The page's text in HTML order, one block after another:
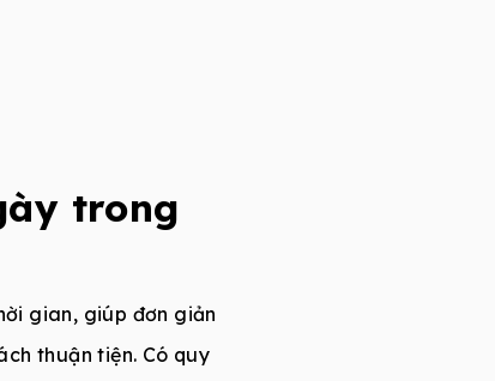
trong
gian, giúp đơn giản
thuận tiện. Có quy